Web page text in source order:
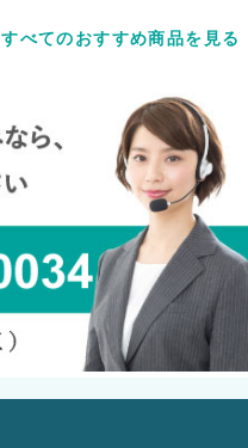
すべてのおすすめ商品を見る